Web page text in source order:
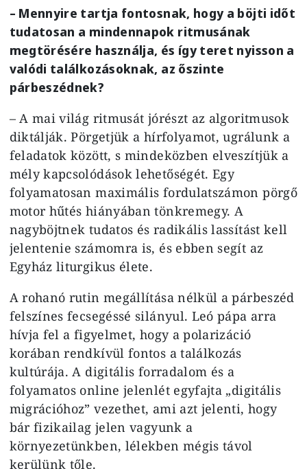
– Mennyire tartja fontosnak, hogy a böjti időt
tudatosan a mindennapok ritmusának
megtörésére használja, és így teret nyisson a
valódi találkozásoknak, az őszinte
párbeszédnek?
– A mai világ ritmusát jórészt az algoritmusok
diktálják. Pörgetjük a hírfolyamot, ugrálunk a
feladatok között, s mindeközben elveszítjük a
mély kapcsolódások lehetőségét. Egy
folyamatosan maximális fordulatszámon pörgő
motor hűtés hiányában tönkremegy. A
nagyböjtnek tudatos és radikális lassítást kell
jelentenie számomra is, és ebben segít az
Egyház liturgikus élete.
A rohanó rutin megállítása nélkül a párbeszéd
felszínes fecsegéssé silányul. Leó pápa arra
hívja fel a figyelmet, hogy a polarizáció
korában rendkívül fontos a találkozás
kultúrája. A digitális forradalom és a
folyamatos online jelenlét egyfajta „digitális
migrációhoz” vezethet, ami azt jelenti, hogy
bár fizikailag jelen vagyunk a
környezetünkben, lélekben mégis távol
kerülünk tőle.